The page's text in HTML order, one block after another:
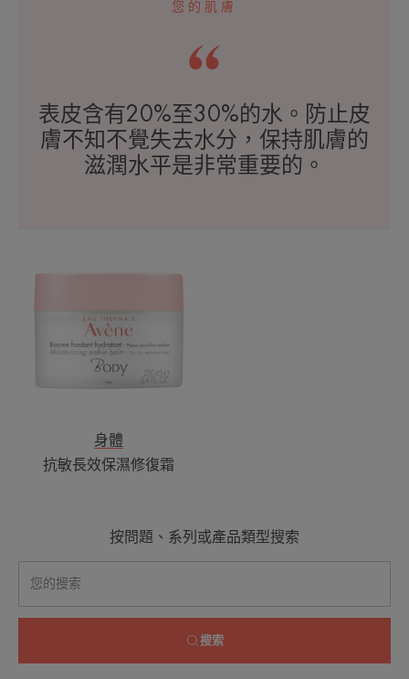
您的肌膚
表皮含有20%至30%的水。防止皮
膚不知不覺失去水分，保持肌膚的
滋潤水平是非常重要的。
敏
效
保
濕
修
身體
抗敏長效保濕修復霜
按問題、系列或產品類型搜索
搜索